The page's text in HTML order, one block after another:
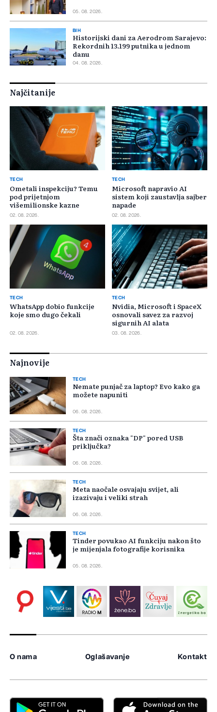
05. 08. 2026.
BIH
Historijski dani za Aerodrom Sarajevo:
Rekordnih 13.199 putnika u jednom
danu
04. 08. 2026.
Najčitanije
TECH
Ometali inspekciju? Temu
pod prijetnjom
višemilionske kazne
02. 08. 2026.
TECH
Microsoft napravio AI
sistem koji zaustavlja sajber
napade
02. 08. 2026.
TECH
WhatsApp dobio funkcije
koje smo dugo čekali
02. 08. 2026.
TECH
Nvidia, Microsoft i SpaceX
osnovali savez za razvoj
sigurnih AI alata
03. 08. 2026.
Najnovije
TECH
Nemate punjač za laptop? Evo kako ga
možete napuniti
06. 08. 2026.
TECH
Šta znači oznaka "DP" pored USB
priključka?
06. 08. 2026.
TECH
Meta naočale osvajaju svijet, ali
izazivaju i veliki strah
06. 08. 2026.
TECH
Tinder povukao AI funkciju nakon što
je mijenjala fotografije korisnika
05. 08. 2026.
O nama Oglašavanje Kontakt